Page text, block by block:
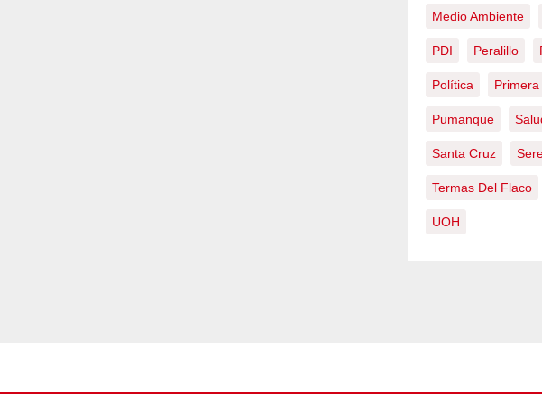
Medio Ambiente
PDI Peralillo
Política Primera
Pumanque
Santa Cruz
Termas Del Flaco
UOH